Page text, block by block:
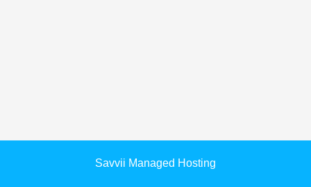
Savvii Managed Hosting